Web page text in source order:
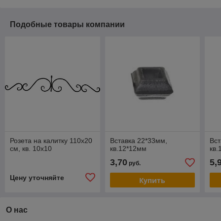
Подобные товары компании
Розета на калитку 110х20
см, кв. 10х10
Цену уточняйте
Вставка 22*33мм,
кв.12*12мм
3,70руб.
Купить
О нас